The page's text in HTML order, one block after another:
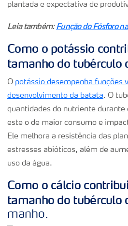
plantada e expectativa de
Leia também: Função do Fósforo
Como o potássio
tamanho do tubérculo
O potássio desempenha funções
desenvolvimento da batata. O
quantidades do nutriente durante
este o de maior consumo e
Ele melhora a resistência das
estresses abióticos, além de
uso da água.
Como o cálcio
tamanho do tubérculo
manho.